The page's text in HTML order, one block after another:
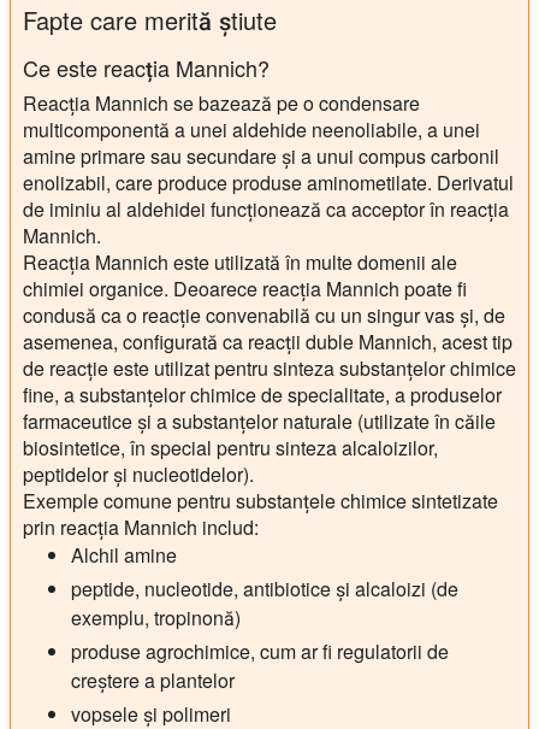
Fapte care merită știute
Ce este reacția Mannich?
Reacția Mannich se bazează pe o condensare
multicomponentă a unei aldehide neenoliabile, a unei
amine primare sau secundare și a unui compus carbonil
enolizabil, care produce produse aminometilate. Derivatul
de iminiu al aldehidei funcționează ca acceptor în reacția
Mannich.
Reacția Mannich este utilizată în multe domenii ale
chimiei organice. Deoarece reacția Mannich poate fi
condusă ca o reacție convenabilă cu un singur vas și, de
asemenea, configurată ca reacții duble Mannich, acest tip
de reacție este utilizat pentru sinteza substanțelor chimice
fine, a substanțelor chimice de specialitate, a produselor
farmaceutice și a substanțelor naturale (utilizate în căile
biosintetice, în special pentru sinteza alcaloizilor,
peptidelor și nucleotidelor).
Exemple comune pentru substanțele chimice sintetizate
prin reacția Mannich includ:
Alchil amine
peptide, nucleotide, antibiotice și alcaloizi (de
exemplu, tropinonă)
produse agrochimice, cum ar fi regulatorii de
creștere a plantelor
vopsele și polimeri